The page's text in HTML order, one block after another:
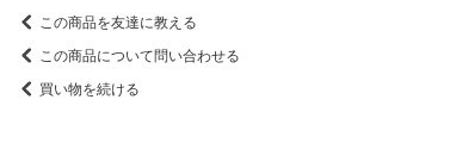
この商品を友達に教える
この商品について問い合わせる
買い物を続ける